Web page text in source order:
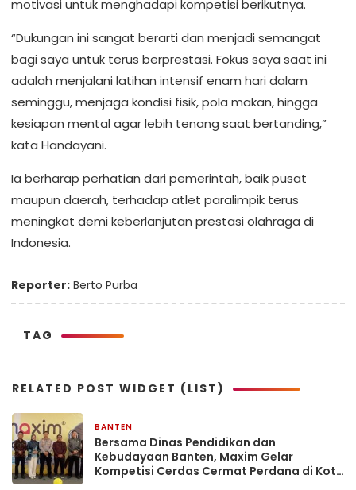
motivasi untuk menghadapi kompetisi berikutnya.
“Dukungan ini sangat berarti dan menjadi semangat
bagi saya untuk terus berprestasi. Fokus saya saat ini
adalah menjalani latihan intensif enam hari dalam
seminggu, menjaga kondisi fisik, pola makan, hingga
kesiapan mental agar lebih tenang saat bertanding,”
kata Handayani.
Ia berharap perhatian dari pemerintah, baik pusat
maupun daerah, terhadap atlet paralimpik terus
meningkat demi keberlanjutan prestasi olahraga di
Indonesia.
Reporter: Berto Purba
TAG
RELATED POST WIDGET (LIST)
BANTEN
Bersama Dinas Pendidikan dan
Kebudayaan Banten, Maxim Gelar
Kompetisi Cerdas Cermat Perdana di Kota